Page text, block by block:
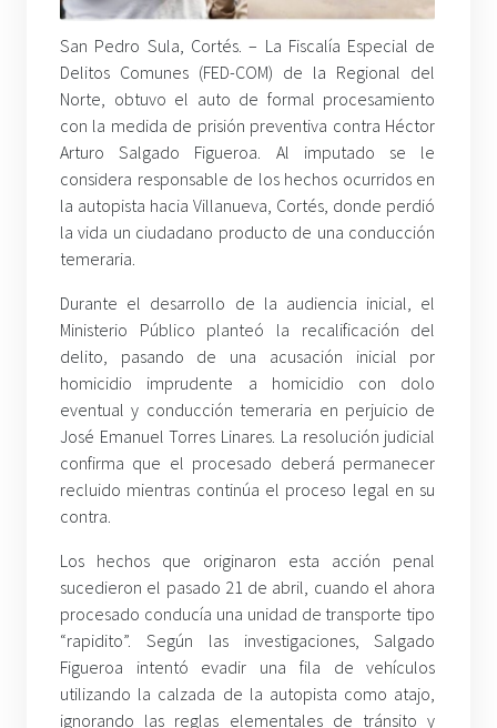
San Pedro Sula, Cortés. – La Fiscalía Especial de
Delitos Comunes (FED-COM) de la Regional del
Norte, obtuvo el auto de formal procesamiento
con la medida de prisión preventiva contra Héctor
Arturo Salgado Figueroa. Al imputado se le
considera responsable de los hechos ocurridos en
la autopista hacia Villanueva, Cortés, donde perdió
la vida un ciudadano producto de una conducción
temeraria.
Durante el desarrollo de la audiencia inicial, el
Ministerio Público planteó la recalificación del
delito, pasando de una acusación inicial por
homicidio imprudente a homicidio con dolo
eventual y conducción temeraria en perjuicio de
José Emanuel Torres Linares. La resolución judicial
confirma que el procesado deberá permanecer
recluido mientras continúa el proceso legal en su
contra.
Los hechos que originaron esta acción penal
sucedieron el pasado 21 de abril, cuando el ahora
procesado conducía una unidad de transporte tipo
“rapidito”. Según las investigaciones, Salgado
Figueroa intentó evadir una fila de vehículos
utilizando la calzada de la autopista como atajo,
ignorando las reglas elementales de tránsito y